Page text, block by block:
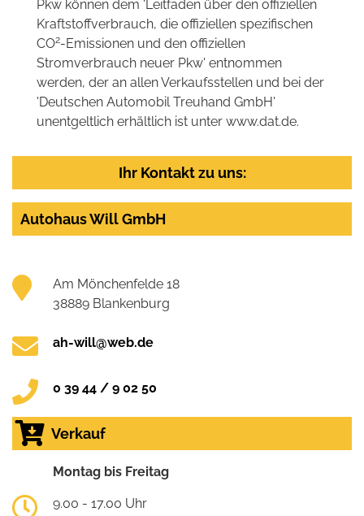
Pkw können dem 'Leitfaden über den offiziellen
Kraftstoffverbrauch, die offiziellen spezifischen
CO2-Emissionen und den offiziellen
Stromverbrauch neuer Pkw' entnommen
werden, der an allen Verkaufsstellen und bei der
'Deutschen Automobil Treuhand GmbH'
unentgeltlich erhältlich ist unter www.dat.de.
Ihr Kontakt zu uns:
Autohaus Will GmbH
Am Mönchenfelde 18
38889 Blankenburg
ah-will@web.de
0 39 44 / 9 02 50
Verkauf
Montag bis Freitag
9.00 - 17.00 Uhr